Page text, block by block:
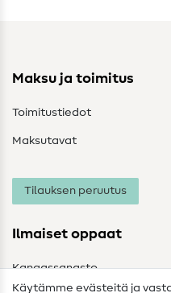
Maksu ja toimitus
Toimitustiedot
Maksutavat
Tilauksen peruutus
Ilmaiset oppaat
Kangassanasto
Käytämme evästeitä ja